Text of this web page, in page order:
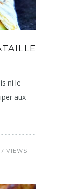
ni le
aux
VIEWS